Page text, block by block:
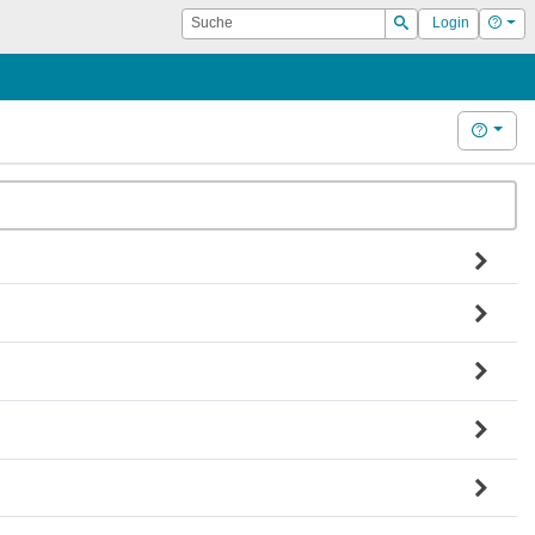
Suche
Suchen
Login Hilfe
Hilfe